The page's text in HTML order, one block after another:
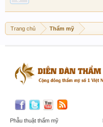
Trang chủ Thẩm mỹ
Phẫu thuật thẩm mỹ